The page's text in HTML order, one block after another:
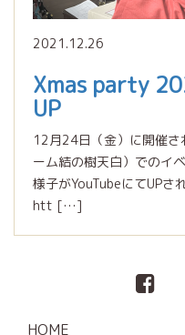
2021.12.26
Xmas party
UP
12月24日（金）に開催さ
ーム結の樹天白）でのイ
様子がYouTubeにてUPさ
htt […]
HOME